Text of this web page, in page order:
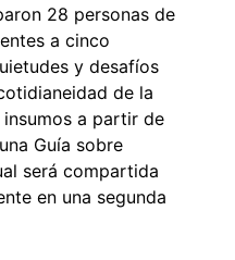
28 personas de
a cinco
y desafíos
de la
a partir de
Guía sobre
será compartida
en una segunda